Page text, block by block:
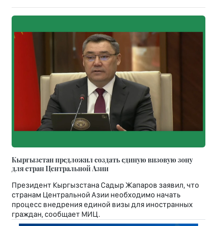
Кыргызстан предложил создать единую визовую зону
для стран Центральной Азии
Президент Кыргызстана Садыр Жапаров заявил, что
странам Центральной Азии необходимо начать
процесс внедрения единой визы для иностранных
граждан, сообщает МИЦ.